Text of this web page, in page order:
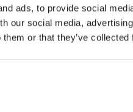
ads, to provide social
our social media,
or that they’ve